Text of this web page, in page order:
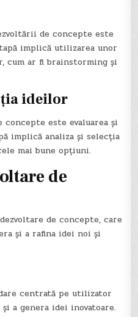
de concepte este
implică utilizarea unor
cum ar fi brainstorming și
ideilor
este evaluarea și
implică analiza și selecția
mai bune opțiuni.
de
de concepte, care
și a rafina idei noi și
centrată pe utilizator
a genera idei inovatoare.